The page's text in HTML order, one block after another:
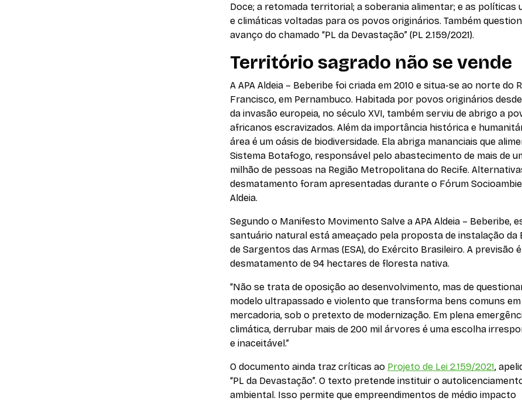
Doce; a retomada territorial; a soberania alimentar; e as políticas
e climáticas voltadas para os povos originários. Também
avanço do chamado “PL da Devastação” (PL 2.159/2021).
Território sagrado não se vende
A APA Aldeia – Beberibe foi criada em 2010 e situa-se ao norte do
Francisco, em Pernambuco. Habitada por povos originários
da invasão europeia, no século XVI, também serviu de abrigo a
africanos escravizados. Além da importância histórica e
área é um oásis de biodiversidade. Ela abriga mananciais que
Sistema Botafogo, responsável pelo abastecimento de mais de
milhão de pessoas na Região Metropolitana do Recife.
desmatamento foram apresentadas durante o Fórum
Aldeia.
Segundo o Manifesto Movimento Salve a APA Aldeia – Beberibe,
santuário natural está ameaçado pela proposta de instalação da
de Sargentos das Armas (ESA), do Exército Brasileiro. A previsão
desmatamento de 94 hectares de floresta nativa.
“Não se trata de oposição ao desenvolvimento, mas de
modelo ultrapassado e violento que transforma bens comuns em
mercadoria, sob o pretexto de modernização. Em plena
climática, derrubar mais de 200 mil árvores é uma escolha
e inaceitável.”
O documento ainda traz críticas ao Projeto de Lei 2.159/2021,
“PL da Devastação”. O texto pretende instituir o
ambiental. Isso permite que empreendimentos de médio impacto